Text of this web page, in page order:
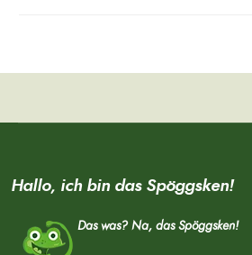
Hallo, ich bin das Spöggsken!
Das was? Na, das Spöggsken!